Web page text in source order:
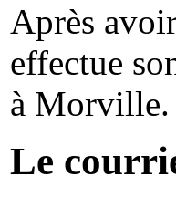
Après
effectue
à Morville.
Le